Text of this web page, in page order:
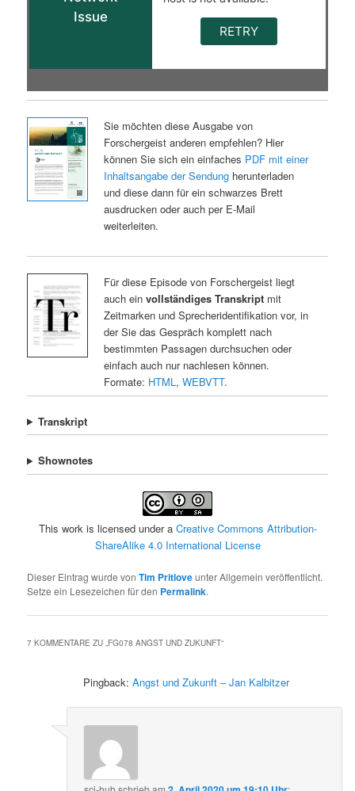
Sie möchten diese Ausgabe von
Forschergeist anderen empfehlen? Hier
können Sie sich ein einfaches PDF mit einer
Inhaltsangabe der Sendungherunterladen
und diese dann für ein schwarzes Brett
ausdrucken oder auch per E-Mail
weiterleiten.
Für diese Episode von Forschergeist liegt
auch ein vollständiges Transkriptmit
Zeitmarken und Sprecheridentifikation vor, in
der Sie das Gespräch komplett nach
bestimmten Passagen durchsuchen oder
einfach auch nur nachlesen können.
Formate: HTML, WEBVTT.
Transkript
Shownotes
This work is licensed under a Creative Commons Attribution-
ShareAlike 4.0 International License
Dieser Eintrag wurde vonTim Pritloveunter Allgemein veröffentlicht.
Setze ein Lesezeichen für den Permalink.
7 KOMMENTARE ZU „FG078 ANGST UND ZUKUNFT“
Pingback:Angst und Zukunft – Jan Kalbitzer